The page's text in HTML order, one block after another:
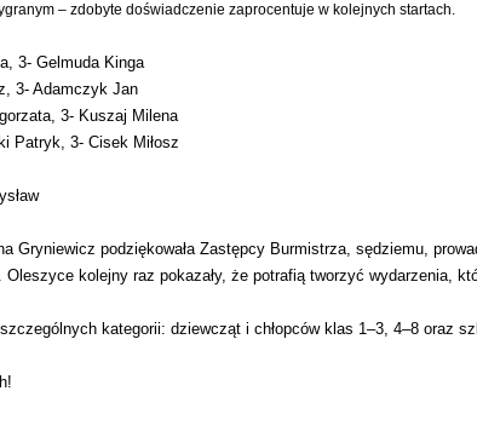
– zdobyte doświadczenie zaprocentuje w kolejnych startach.
3- Gelmuda Kinga
3- Adamczyk Jan
3- Kuszaj Milena
Patryk, 3- Cisek Miłosz
Gryniewicz podziękowała Zastępcy Burmistrza, sędziemu,
kolejny raz pokazały, że potrafią tworzyć wydarzenia,
kategorii: dziewcząt i chłopców klas 1–3, 4–8 oraz